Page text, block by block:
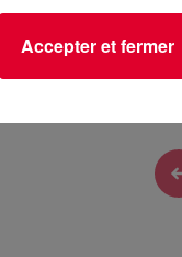
Accepter et fermer